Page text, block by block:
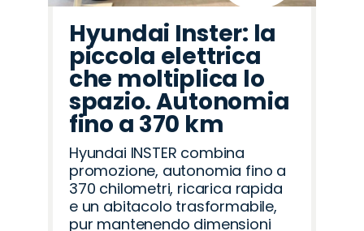
Hyundai Inster: la
piccola elettrica
che moltiplica lo
spazio. Autonomia
fino a 370 km
Hyundai INSTER combina
promozione, autonomia fino a
370 chilometri, ricarica rapida
e un abitacolo trasformabile,
pur mantenendo dimensioni